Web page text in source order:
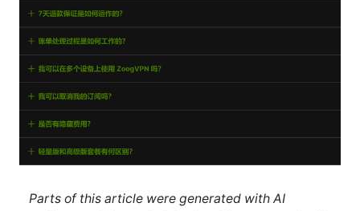
Parts of this article were generated with AI